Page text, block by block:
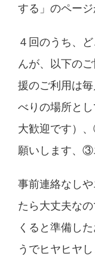
する」のページ
４回のうち、
んが、以下の
援のご利用は
べりの場所と
大歓迎です）
願いします、③
事前連絡なし
たら大丈夫な
くると準備し
うでヒヤヒヤ